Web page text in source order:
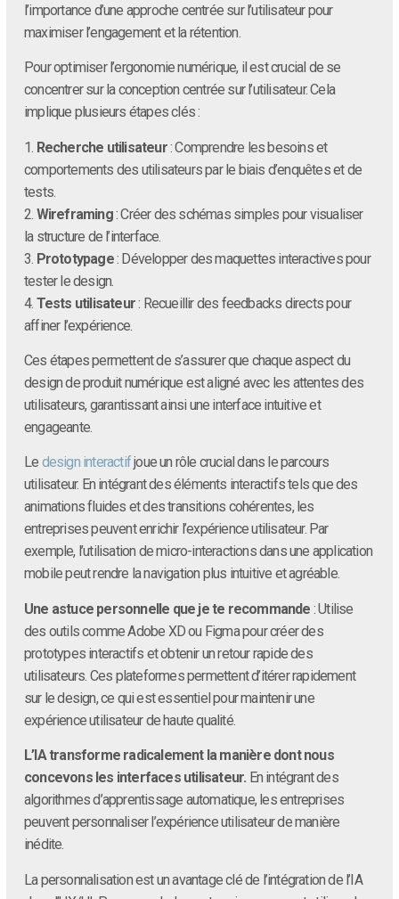
l’importance d’une approche centrée sur l’utilisateur pour
maximiser l’engagement et la rétention.
Pour optimiser l’ergonomie numérique, il est crucial de se
concentrer sur la conception centrée sur l’utilisateur. Cela
implique plusieurs étapes clés :
1. Recherche utilisateur: Comprendre les besoins et
comportements des utilisateurs par le biais d’enquêtes et de
tests.
2. Wireframing: Créer des schémas simples pour visualiser
la structure de l’interface.
3. Prototypage: Développer des maquettes interactives pour
tester le design.
4. Tests utilisateur: Recueillir des feedbacks directs pour
affiner l’expérience.
Ces étapes permettent de s’assurer que chaque aspect du
design de produit numérique est aligné avec les attentes des
utilisateurs, garantissant ainsi une interface intuitive et
engageante.
Le design interactifjoue un rôle crucial dans le parcours
utilisateur. En intégrant des éléments interactifs tels que des
animations fluides et des transitions cohérentes, les
entreprises peuvent enrichir l’expérience utilisateur. Par
exemple, l’utilisation de micro-interactions dans une application
mobile peut rendre la navigation plus intuitive et agréable.
Une astuce personnelle que je te recommande : Utilise
des outils comme Adobe XD ou Figma pour créer des
prototypes interactifs et obtenir un retour rapide des
utilisateurs. Ces plateformes permettent d’itérer rapidement
sur le design, ce qui est essentiel pour maintenir une
expérience utilisateur de haute qualité.
L’IA transforme radicalement la manière dont nous
concevons les interfaces utilisateur. En intégrant des
algorithmes d’apprentissage automatique, les entreprises
peuvent personnaliser l’expérience utilisateur de manière
inédite.
La personnalisation est un avantage clé de l’intégration de l’IA